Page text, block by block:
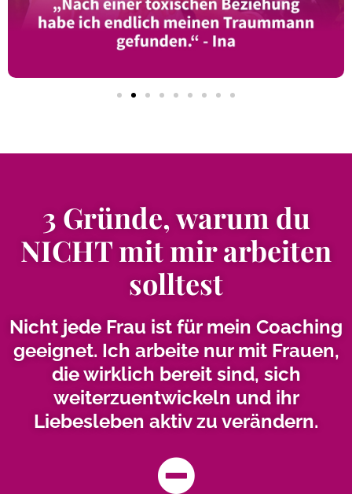
3 Gründe, warum du
NICHT mit mir arbeiten
solltest
Nicht jede Frau ist für mein Coaching
geeignet. Ich arbeite nur mit Frauen,
die wirklich bereit sind, sich
weiterzuentwickeln und ihr
Liebesleben aktiv zu verändern.